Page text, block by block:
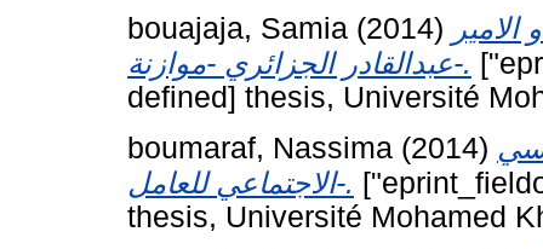
bouajaja, Samia (2014)
عبدالقادر الجزائري -موازنة-.
defined] thesis, Université
boumaraf, Nassima (2014)
-الاجتماعي للعامل.
thesis, Université Mohamed